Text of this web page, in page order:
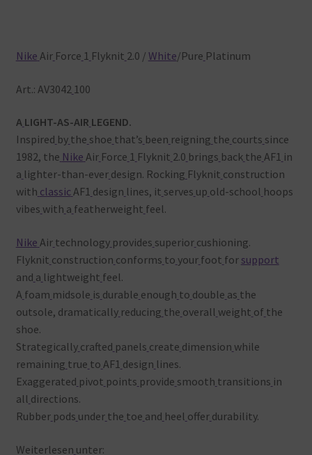
Nike Air Force 1 Flyknit 2.0 / White/Pure Platinum
Art.: AV3042 100
A LIGHT-AS-AIR LEGEND.
Inspired by the shoe that’s been reigning the courts since
1982, the Nike Air Force 1 Flyknit 2.0 brings back the AF1 in
a lighter-than-ever design. Rocking Flyknit construction
with classicAF1 design lines, it serves up old-school hoops
vibes with a featherweight feel.
Nike Air technology provides superior cushioning.
Flyknit construction conforms to your foot for support
and a lightweight feel.
A foam midsole is durable enough to double as the
outsole, dramatically reducing the overall weight of the
shoe.
Strategically crafted panels create dimension while
remaining true to AF1 design lines.
Exaggerated pivot points provide smooth transitions in
all directions.
Rubber pods under the toe and heel offer durability.
Weiterlesen unter: